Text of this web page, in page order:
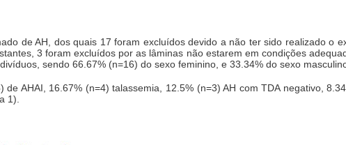
de AH, dos quais 17 foram excluídos devido a não ter sido realizado o
3 foram excluídos por as lâminas não estarem em condições
sendo 66.67% (n=16) do sexo feminino, e 33.34% do sexo
AHAI, 16.67% (n=4) talassemia, 12.5% (n=3) AH com TDA negativo,
1).